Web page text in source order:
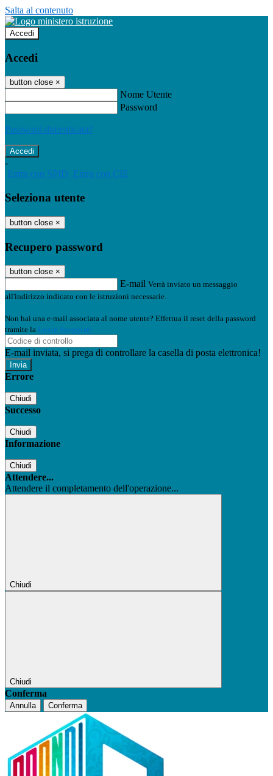
Salta al contenuto
Accedi
Accedi
button close ×
Nome Utente
Password
Password dimenticata?
-
Entra con SPID Entra con CIE
Seleziona utente
button close ×
Recupero password
button close ×
E-mail Verrà inviato un messaggio
all'indirizzo indicato con le istruzioni necessarie.
Non hai una e-mail associata al nome utente? Effettua il reset della password
tramite la Login Spaggiari
E-mail inviata, si prega di controllare la casella di posta elettronica!
Errore
Chiudi
Successo
Chiudi
Informazione
Chiudi
Attendere...
Attendere il completamento dell'operazione...
Chiudi
Chiudi
Conferma
Annulla Conferma